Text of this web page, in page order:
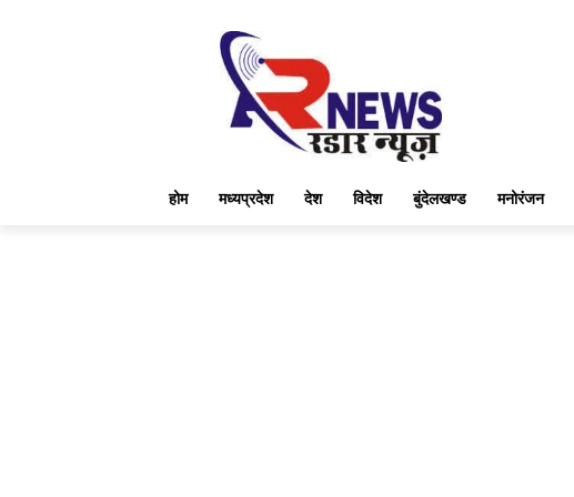
होम मध्यप्रदेश देश विदेश बुंदेलखण्ड मनोरंजन